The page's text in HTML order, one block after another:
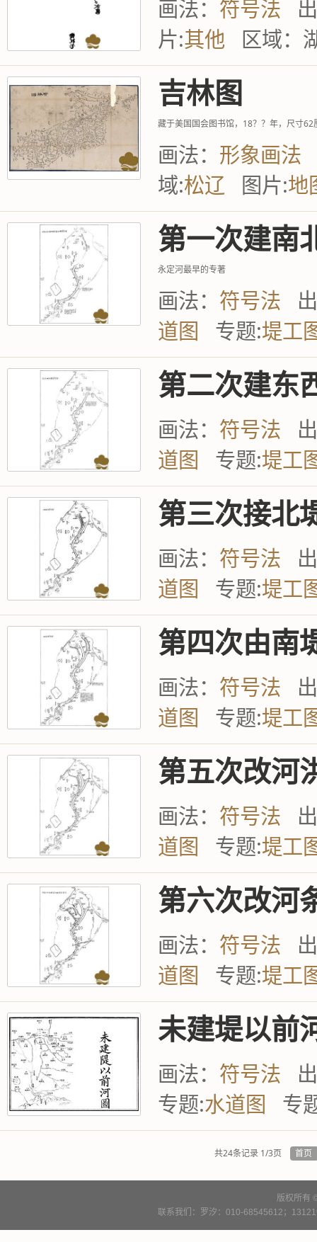
画法： 符号法
片:其他 区域：
吉林图
藏于美国国会图书馆，18？？年，尺寸
画法： 形象画法
域:松辽 图片:地
第一次建南
永定河最早的专著
画法： 符号法
道图
专题:堤工
第二次建东
画法： 符号法
道图
专题:堤工
第三次接北
画法： 符号法
道图
专题:堤工
第四次由南
画法： 符号法
道图
专题:堤工
第五次改河
画法： 符号法
道图
专题:堤工
第六次改河
画法： 符号法
道图
专题:堤工
未建堤以前
画法： 符号法
专题:水道图 专
共24条记录 1/3页 首页
版权所有
联系我们：罗汐：010-68545612；